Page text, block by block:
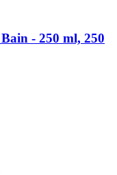
-​ 250 ml, 250